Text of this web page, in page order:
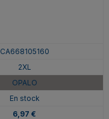
CA668105160
2XL
OPALO
En stock
6,97 €